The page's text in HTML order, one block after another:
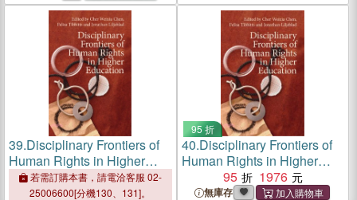
39.Disciplinary Frontiers of
Human Rights in Higher
Education
若需訂購本書，請電洽客服 02-
25006600[分機130、131]。
95 折
40.Disciplinary Frontiers of
Human Rights in Higher
Education
95 1976
無庫存